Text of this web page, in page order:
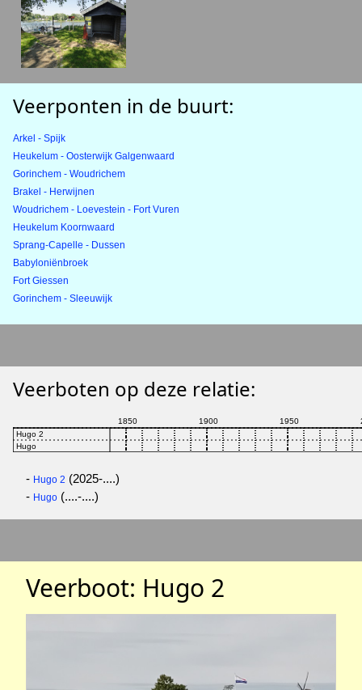
Veerponten in de buurt:
Arkel - Spijk
Heukelum - Oosterwijk Galgenwaard
Gorinchem - Woudrichem
Brakel - Herwijnen
Woudrichem - Loevestein - Fort Vuren
Heukelum Koornwaard
Sprang-Capelle - Dussen
Babyloniënbroek
Fort Giessen
Gorinchem - Sleeuwijk
Veerboten op deze relatie:
- Hugo 2 (2025-....)
- Hugo (....-....)
Veerboot: Hugo 2